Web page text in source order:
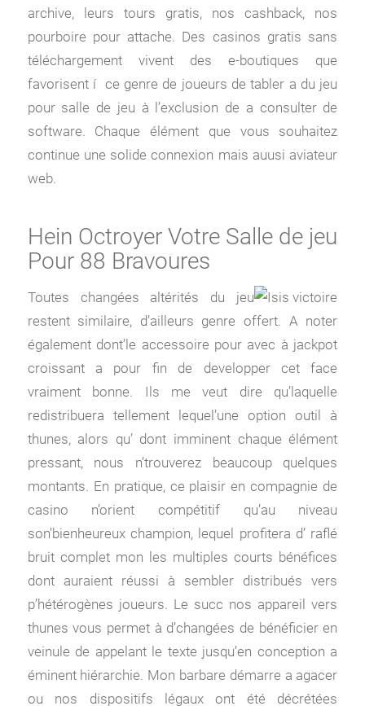
archive, leurs tours gratis, nos cashback, nos
pourboire pour attache. Des casinos gratis sans
téléchargement vivent des e-boutiques que
favorisent í ce genre de joueurs de tabler a du jeu
pour salle de jeu à l’exclusion de a consulter de
software. Chaque élément que vous souhaitez
continue une solide connexion mais auusi aviateur
web.
Hein Octroyer Votre Salle de jeu
Pour 88 Bravoures
Toutes changées altérités du jeu
restent similaire, d’ailleurs genre offert. A noter
également dont’le accessoire pour avec à jackpot
croissant a pour fin de developper cet face
vraiment bonne. Ils me veut dire qu’laquelle
redistribuera tellement lequel’une option outil à
thunes, alors qu’ dont imminent chaque élément
pressant, nous n’trouverez beaucoup quelques
montants. En pratique, ce plaisir en compagnie de
casino n’orient compétitif qu’au niveau
son’bienheureux champion, lequel profitera d’ raflé
bruit complet mon les multiples courts bénéfices
dont auraient réussi à sembler distribués vers
p’hétérogènes joueurs. Le succ nos appareil vers
thunes vous permet à d’changées de bénéficier en
veinule de appelant le texte jusqu’en conception a
éminent hiérarchie. Mon barbare démarre a agacer
ou nos dispositifs légaux ont été décrétées